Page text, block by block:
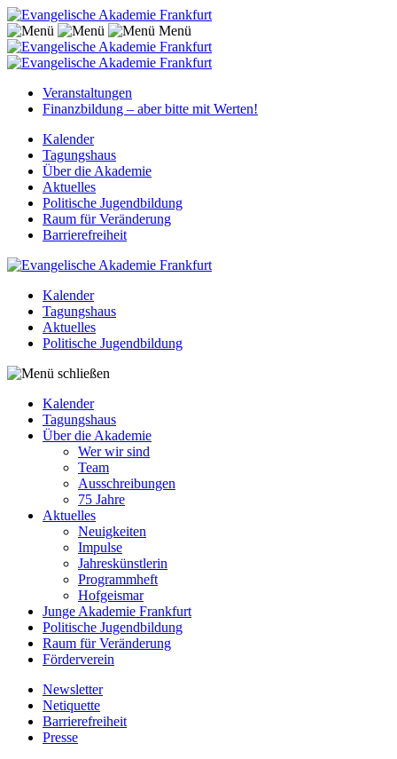
Menü
Veranstaltungen
Finanzbildung – aber bitte mit Werten!
Kalender
Tagungshaus
Über die Akademie
Aktuelles
Politische Jugendbildung
Raum für Veränderung
Barrierefreiheit
Kalender
Tagungshaus
Aktuelles
Politische Jugendbildung
Kalender
Tagungshaus
Über die Akademie
Wer wir sind
Team
Ausschreibungen
75 Jahre
Aktuelles
Neuigkeiten
Impulse
Jahreskünstlerin
Programmheft
Hofgeismar
Junge Akademie Frankfurt
Politische Jugendbildung
Raum für Veränderung
Förderverein
Newsletter
Netiquette
Barrierefreiheit
Presse